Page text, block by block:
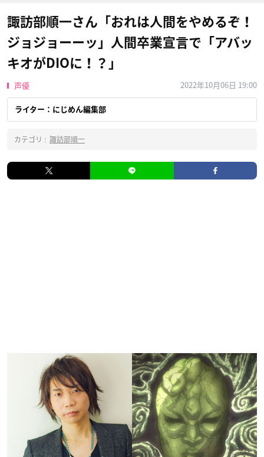
諏訪部順一さん「おれは人間をやめるぞ！
ジョジョーーッ」人間卒業宣言で「アバッ
キオがDIOに！？」
声優 2022年10月06日 19:00
ライター：にじめん編集部
カテゴリ : 諏訪部順一